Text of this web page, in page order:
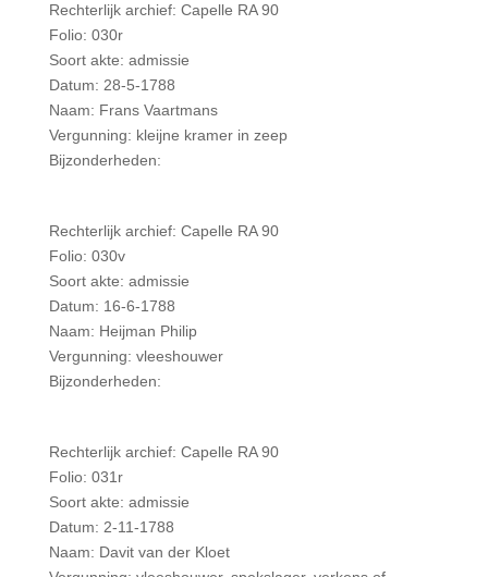
Rechterlijk archief: Capelle RA 90
Folio: 030r
Soort akte: admissie
Datum: 28-5-1788
Naam: Frans Vaartmans
Vergunning: kleijne kramer in zeep
Bijzonderheden:
Rechterlijk archief: Capelle RA 90
Folio: 030v
Soort akte: admissie
Datum: 16-6-1788
Naam: Heijman Philip
Vergunning: vleeshouwer
Bijzonderheden:
Rechterlijk archief: Capelle RA 90
Folio: 031r
Soort akte: admissie
Datum: 2-11-1788
Naam: Davit van der Kloet